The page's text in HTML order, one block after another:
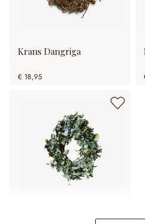
Krans Dangriga
€ 18,95